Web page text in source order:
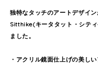
独特なタッチのアートデザイ
Sitthike(キータタット・シテ
ました。
・アクリル鏡面仕上げの美し